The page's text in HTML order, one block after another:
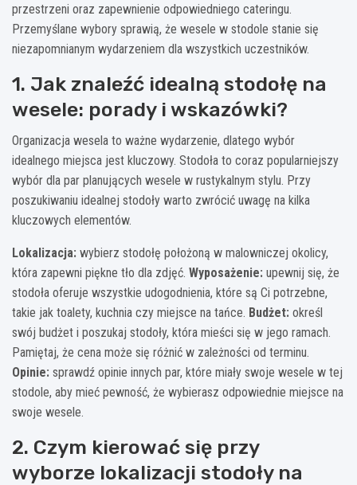
przestrzeni oraz zapewnienie odpowiedniego cateringu.
Przemyślane wybory sprawią, że wesele w stodole stanie się
niezapomnianym wydarzeniem dla wszystkich uczestników.
1. Jak znaleźć idealną stodołę na
wesele: porady i wskazówki?
Organizacja wesela to ważne wydarzenie, dlatego wybór
idealnego miejsca jest kluczowy. Stodoła to coraz popularniejszy
wybór dla par planujących wesele w rustykalnym stylu. Przy
poszukiwaniu idealnej stodoły warto zwrócić uwagę na kilka
kluczowych elementów.
Lokalizacja: wybierz stodołę położoną w malowniczej okolicy,
która zapewni piękne tło dla zdjęć. Wyposażenie: upewnij się, że
stodoła oferuje wszystkie udogodnienia, które są Ci potrzebne,
takie jak toalety, kuchnia czy miejsce na tańce. Budżet: określ
swój budżet i poszukaj stodoły, która mieści się w jego ramach.
Pamiętaj, że cena może się różnić w zależności od terminu.
Opinie: sprawdź opinie innych par, które miały swoje wesele w tej
stodole, aby mieć pewność, że wybierasz odpowiednie miejsce na
swoje wesele.
2. Czym kierować się przy
wyborze lokalizacji stodoły na